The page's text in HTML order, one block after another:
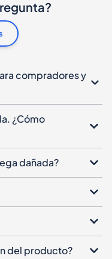
compradores y
¿Cómo
dañada?
del producto?